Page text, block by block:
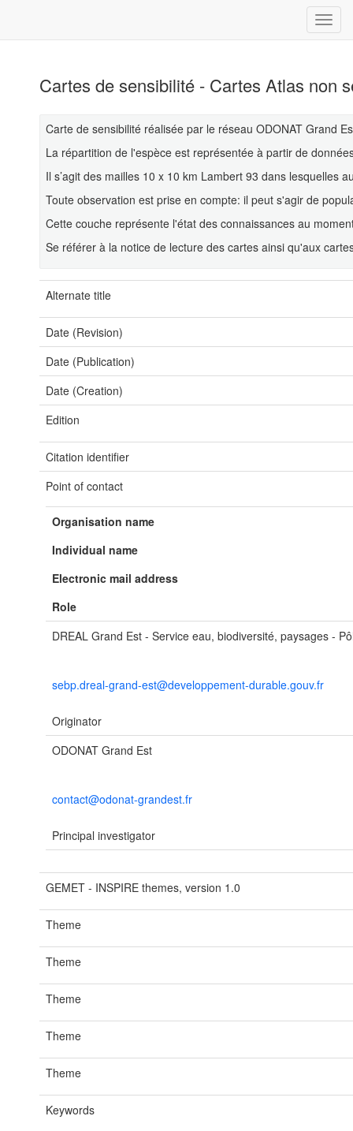
Cartes de sensibilité - Cartes Atlas non
Carte de sensibilité réalisée par le réseau ODONAT Grand
La répartition de l'espèce est représentée à partir de
Il s’agit des mailles 10 x 10 km Lambert 93 dans lesquelles
Toute observation est prise en compte: il peut s'agir de
Cette couche représente l'état des connaissances au
Se référer à la notice de lecture des cartes ainsi qu'aux
Alternate title
Date (Revision)
Date (Publication)
Date (Creation)
Edition
Citation identifier
Point of contact
Organisation name
Individual name
Electronic mail address
Role
DREAL Grand Est - Service eau, biodiversité, paysages -
sebp.dreal-grand-est@developpement-durable.gouv.fr
Originator
ODONAT Grand Est
contact@odonat-grandest.fr
Principal investigator
GEMET - INSPIRE themes, version 1.0
Theme
Theme
Theme
Theme
Theme
Keywords